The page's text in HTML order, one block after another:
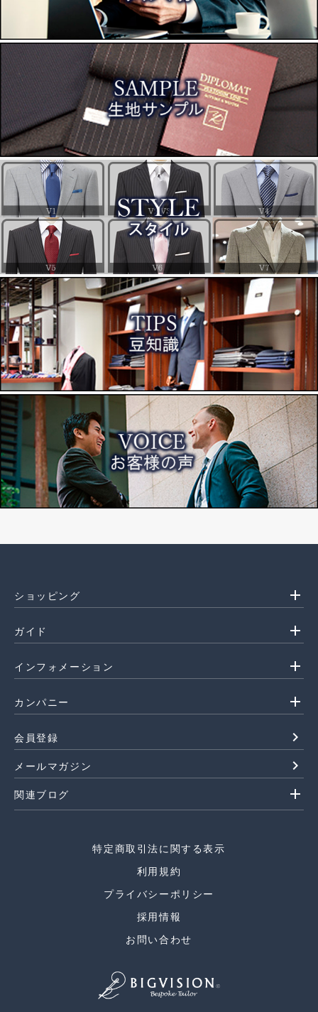
ショッピング add
ガイド add
インフォメーション add
カンパニー add
会員登録 navigate_next
メールマガジン navigate_next
関連ブログ add
特定商取引法に関する表示
利用規約
プライバシーポリシー
採用情報
お問い合わせ